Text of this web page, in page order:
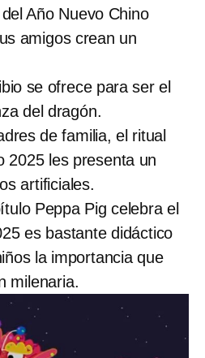
Año Nuevo Chino
amigos crean un
se ofrece para ser el
del dragón.
de familia, el ritual
2025 les presenta un
artificiales.
Peppa Pig celebra el
es bastante didáctico
la importancia que
milenaria.